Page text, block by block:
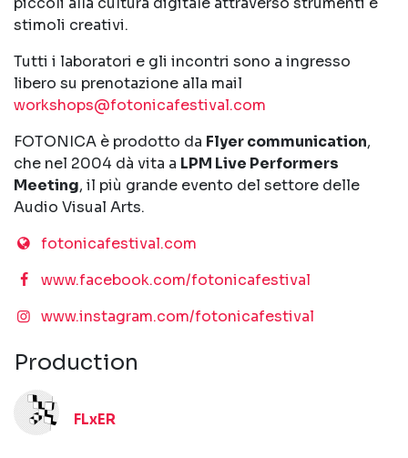
stimoli creativi.
Tutti i laboratori e gli incontri sono a ingresso
libero su prenotazione alla mail
workshops@fotonicafestival.com
FOTONICA è prodotto da Flyer communication,
che nel 2004 dà vita a LPM Live Performers
Meeting, il più grande evento del settore delle
Audio Visual Arts.
fotonicafestival.com
www.facebook.com/fotonicafestival
www.instagram.com/fotonicafestival
Production
FLxER